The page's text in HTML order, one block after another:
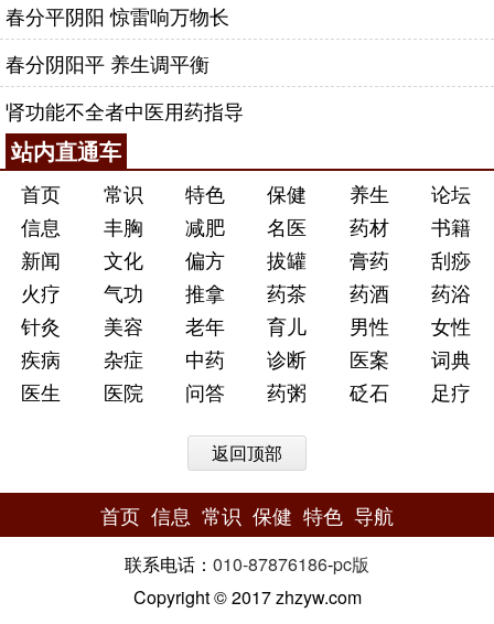
春分平阴阳 惊雷响万物长
春分阴阳平 养生调平衡
肾功能不全者中医用药指导
站内直通车
首页 常识 特色 保健 养生
论坛
信息
丰胸 减肥 名医 药材
书籍
新闻
文化 偏方 拔罐 膏药
刮痧
火疗
气功 推拿 药茶 药酒
药浴
针灸
美容 老年 育儿 男性
女性
疾病
杂症 中药 诊断 医案
词典
医生
医院 问答 药粥 砭石 足疗
返回顶部
首页 信息 常识 保健 特色 导航
联系电话： 010-87876186-pc版
Copyright © 2017 zhzyw.com